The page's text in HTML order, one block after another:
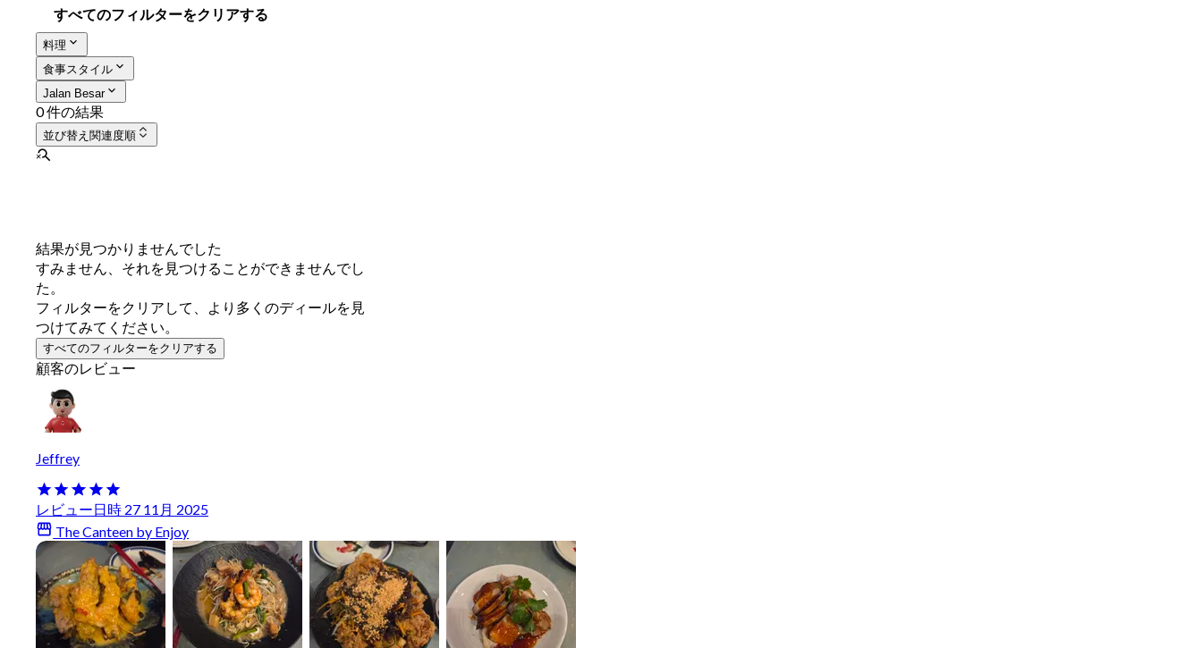
すべてのフィルターをクリアする
料理
食事スタイル
Jalan Besar
0 件の結果
並び替え 関連度順
結果が見つかりませんでした
すみません、それを見つけることができませんでし
た。
フィルターをクリアして、より多くのディールを見
つけてみてください。
すべてのフィルターをクリアする
顧客のレビュー
Jeffrey
レビュー日時 27 11月 2025
The Canteen by Enjoy